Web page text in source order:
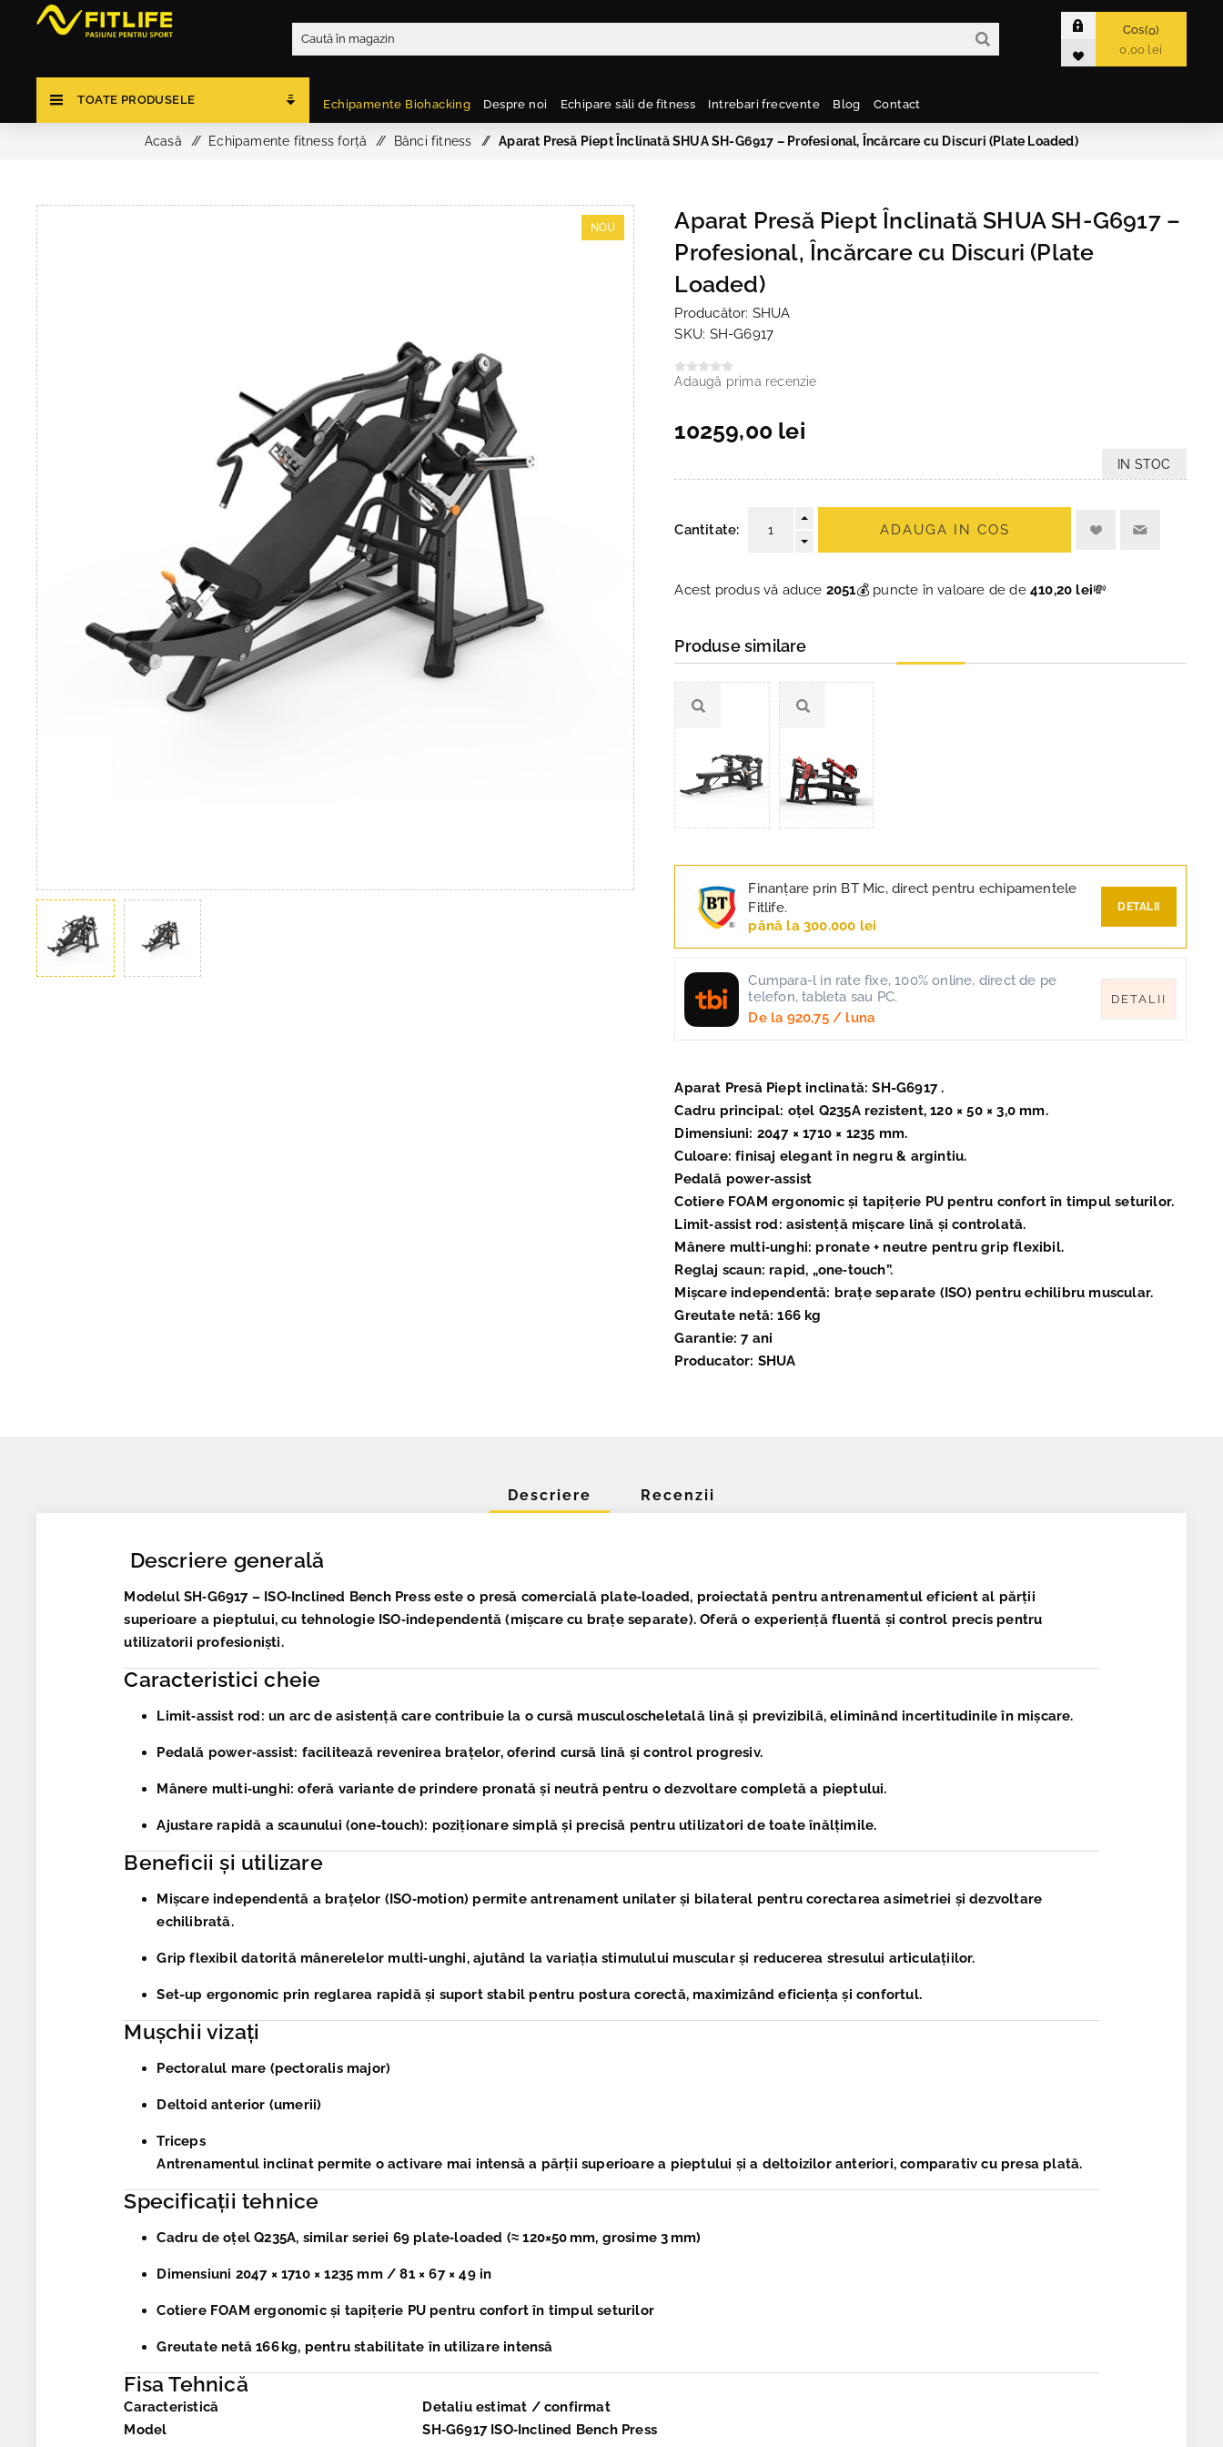
Cos 0
0,00 lei
TOATE PRODUSELE Echipamente Biohacking Despre noi Echipare săli de fitness Intrebari frecvente Blog Contact
Acasă / Echipamente fitness forță / Bănci fitness / Aparat Presă Piept Înclinată SHUA SH-G6917 – Profesional, Încărcare cu Discuri (Plate Loaded)
NOU
Aparat Presă Piept Înclinată SHUA SH-G6917 –
Profesional, Încărcare cu Discuri (Plate
Loaded)
Producător: SHUA
SKU: SH-G6917
Adaugă prima recenzie
10259,00 lei
IN STOC
Cantitate: ADAUGA IN COS
Acest produs vă aduce 2051💰 puncte în valoare de de 410,20 lei💸
Produse similare
Finanțare prin BT Mic, direct pentru echipamentele
Fitlife.
până la 300.000 lei
DETALII
Cumpara-l in rate fixe, 100% online, direct de pe
telefon, tableta sau PC.
De la 920,75/ luna
DETALII
Aparat Presă Piept inclinată: SH-G6917 .
Cadru principal: oțel Q235A rezistent, 120 × 50 × 3,0 mm.
Dimensiuni: 2047 × 1710 × 1235 mm.
Culoare: finisaj elegant în negru & argintiu.
Pedală power‑assist
Cotiere FOAM ergonomic și tapițerie PU pentru confort în timpul seturilor.
Limit‑assist rod: asistență mișcare lină și controlată.
Mânere multi‑unghi: pronate + neutre pentru grip flexibil.
Reglaj scaun: rapid, „one‑touch”.
Mișcare independentă: brațe separate (ISO) pentru echilibru muscular.
Greutate netă: 166 kg
Garantie: 7 ani
Producator: SHUA
Descriere Recenzii
Descriere generală
Modelul SH‑G6917 – ISO‑Inclined Bench Presseste o presă comercială plate‑loaded, proiectată pentru antrenamentul eficient al părții
superioare a pieptului, cu tehnologie ISO‑independentă (mișcare cu brațe separate). Oferă o experiență fluentă și control precis pentru
utilizatorii profesioniști.
Caracteristici cheie
Limit‑assist rod: un arc de asistență care contribuie la o cursă musculoscheletală lină și previzibilă, eliminând incertitudinile în mișcare.
Pedală power‑assist: facilitează revenirea brațelor, oferind cursă lină și control progresiv.
Mânere multi‑unghi: oferă variante de prindere pronată și neutră pentru o dezvoltare completă a pieptului.
Ajustare rapidă a scaunului (one-touch): poziționare simplă și precisă pentru utilizatori de toate înălțimile.
Beneficii și utilizare
Mișcare independentă a brațelor (ISO‑motion) permite antrenament unilater și bilateral pentru corectarea asimetriei și dezvoltare
echilibrată.
Grip flexibildatorită mânerelelor multi‑unghi, ajutând la variația stimulului muscular și reducerea stresului articulațiilor.
Set-up ergonomic prin reglarea rapidă și suport stabil pentru postura corectă, maximizând eficiența și confortul.
Mușchii vizați
Pectoralul mare (pectoralis major)
Deltoid anterior (umerii)
Triceps
Antrenamentul inclinat permite o activare mai intensă a părții superioare a pieptului și a deltoizilor anteriori, comparativ cu presa plată.
Specificații tehnice
Cadru de oțel Q235A, similar seriei 69 plate‑loaded (≈ 120×50 mm, grosime 3 mm)
Dimensiuni 2047 × 1710 × 1235 mm / 81 × 67 × 49 in
Cotiere FOAM ergonomic și tapițerie PUpentru confort în timpul seturilor
Greutate netă166 kg, pentru stabilitate în utilizare intensă
Fisa Tehnică
Caracteristică
Detaliu estimat / confirmat
Model
SH‑G6917 ISO‑Inclined Bench Press